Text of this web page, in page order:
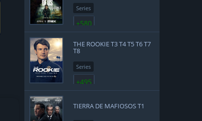
Series
+580
THE ROOKIE T3 T4 T5 T6 T7
T8
Series
+495
TIERRA DE MAFIOSOS T1